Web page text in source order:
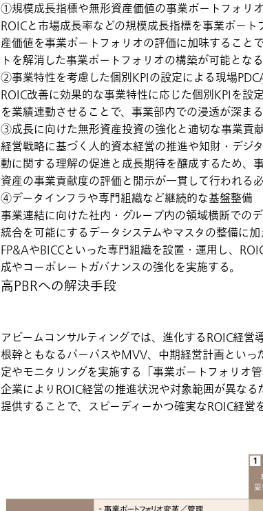
①規模成長指標や無形資産価値の事業ポートフォリ
ROICと市場成長率などの規模成長指標を事業ポー
産価値を事業ポートフォリオの評価に加味すること
トを解消した事業ポートフォリオの構築が可能となる
②事業特性を考慮した個別KPIの設定による現場
ROIC改善に効果的な事業特性に応じた個別KPIを
を業績連動させることで、事業部内での浸透が深まる
③成長に向けた無形資産投資の強化と適切な事業貢
経営戦略に基づく人的資本経営の推進や知財・デジ
動に関する理解の促進と成長期待を醸成するため、
資産の事業貢献度の評価と開示が一貫して行われる必
④データインフラや専門組織など継続的な基盤整備
事業連結に向けた社内・グループ内の領域横断での
統合を可能にするデータシステムやマスタの整備に
FP&AやBICCといった専門組織を設置・運用し、
成やコーポレートガバナンスの強化を実施する。
高PBRへの解決手段
アビームコンサルティングでは、進化するROIC経
根幹ともなるパーパスやMVV、中期経営計画とい
定やモニタリングを実施する「事業ポートフォリオ
企業によりROIC経営の推進状況や対象範囲が異な
提供することで、スピーディーかつ確実なROIC経営